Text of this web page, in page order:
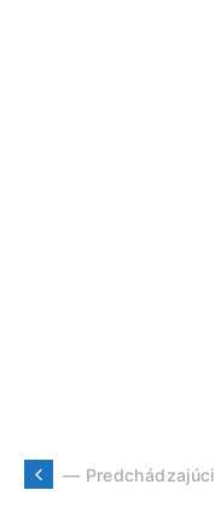
— Predchádzajúci